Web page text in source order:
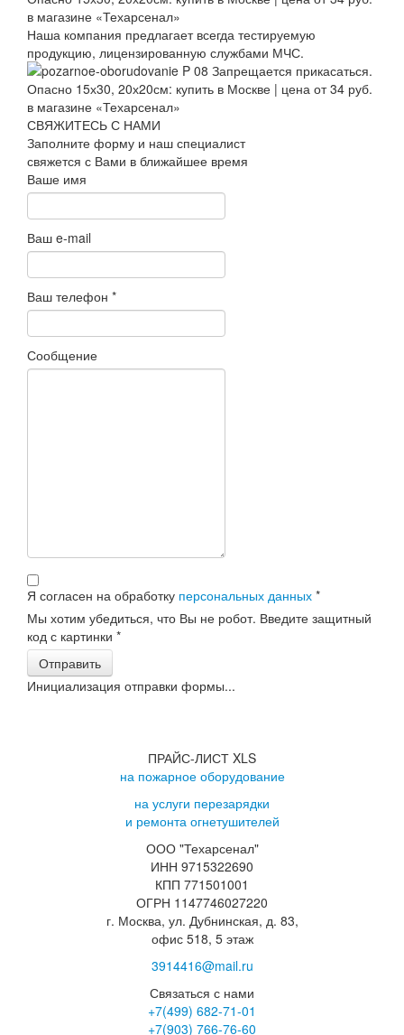
Наша компания предлагает всегда тестируемую
продукцию, лицензированную службами МЧС.
СВЯЖИТЕСЬ С НАМИ
Заполните форму и наш специалист
свяжется с Вами в ближайшее время
Ваше имя
Ваш e-mail
Ваш телефон *
Сообщение
Я согласен на обработку персональных данных *
Мы хотим убедиться, что Вы не робот. Введите защитный
код с картинки *
Отправить
Инициализация отправки формы...
ПРАЙС-ЛИСТ XLS
на пожарное оборудование
на услуги перезарядки
и ремонта огнетушителей
ООО "Техарсенал"
ИНН 9715322690
КПП 771501001
ОГРН 1147746027220
г. Москва, ул. Дубнинская, д. 83,
офис 518, 5 этаж
3914416@mail.ru
Связаться с нами
+7(499) 682-71-01
+7(903) 766-76-60